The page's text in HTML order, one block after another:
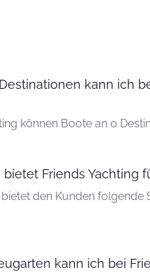
kann ich
können Boote an 0
Friends Yachting
bietet den Kunden folgende
kann ich bei